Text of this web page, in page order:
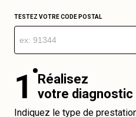
TESTEZ VOTRE CODE POSTAL
1
Réalisez
votre diagnostic
Indiquez le type de